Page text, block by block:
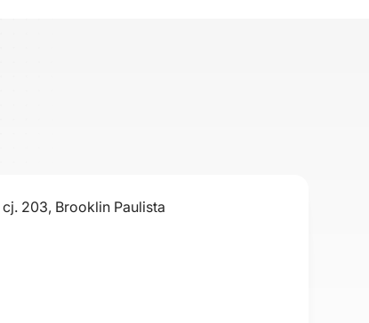
203, Brooklin Paulista